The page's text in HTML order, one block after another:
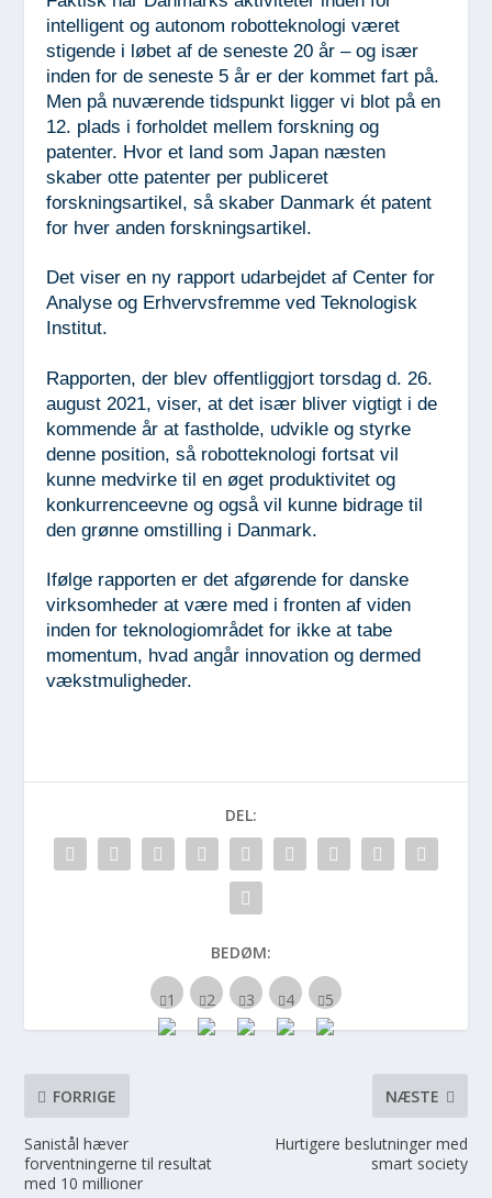
intelligent og autonom robotteknologi været
stigende i løbet af de seneste 20 år – og især
inden for de seneste 5 år er der kommet fart på.
Men på nuværende tidspunkt ligger vi blot på en
12. plads i forholdet mellem forskning og
patenter. Hvor et land som Japan næsten
skaber otte patenter per publiceret
forskningsartikel, så skaber Danmark ét patent
for hver anden forskningsartikel.
Det viser en ny rapport udarbejdet af Center for
Analyse og Erhvervsfremme ved Teknologisk
Institut.
Rapporten, der blev offentliggjort torsdag d. 26.
august 2021, viser, at det især bliver vigtigt i de
kommende år at fastholde, udvikle og styrke
denne position, så robotteknologi fortsat vil
kunne medvirke til en øget produktivitet og
konkurrenceevne og også vil kunne bidrage til
den grønne omstilling i Danmark.
Ifølge rapporten er det afgørende for danske
virksomheder at være med i fronten af viden
inden for teknologiområdet for ikke at tabe
momentum, hvad angår innovation og dermed
vækstmuligheder.
DEL:
BEDØM:
FORRIGE
Sanistål hæver
forventningerne til resultat
med 10 millioner
NÆSTE
Hurtigere beslutninger med
smart society